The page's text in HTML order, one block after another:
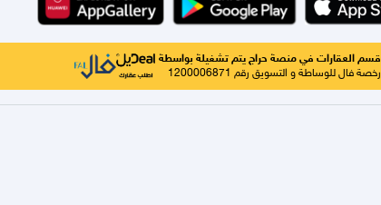
قسم العقارات في منصة حراج يتم تشغيلة بواسطة
رخصة فال للوساطة و التسويق رقم 1200006871